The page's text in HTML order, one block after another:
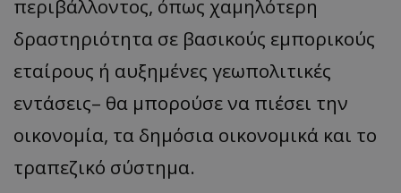
περιβάλλοντος, όπως χαμηλότερη
δραστηριότητα σε βασικούς εμπορικούς
εταίρους ή αυξημένες γεωπολιτικές
εντάσεις– θα μπορούσε να πιέσει την
οικονομία, τα δημόσια οικονομικά και το
τραπεζικό σύστημα.